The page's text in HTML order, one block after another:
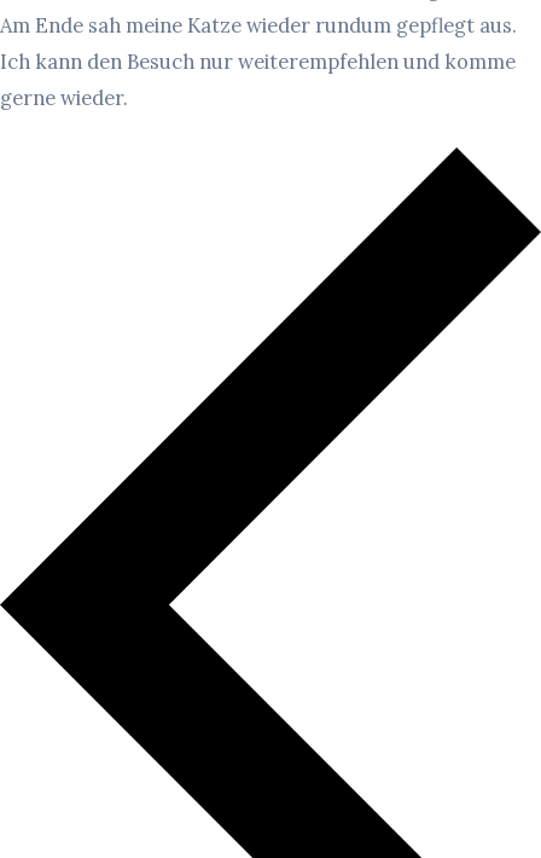
Am Ende sah meine Katze wieder rundum gepflegt aus.
Ich kann den Besuch nur weiterempfehlen und komme
gerne wieder.